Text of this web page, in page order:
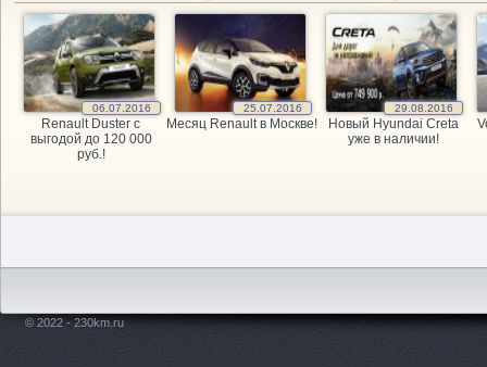
06.07.2016
Renault Duster с
выгодой до 120 000
руб.!
25.07.2016
Месяц Renault в Москве!
29.08.2016
Новый Hyundai Creta
уже в наличии!
© 2022 - 230km.ru